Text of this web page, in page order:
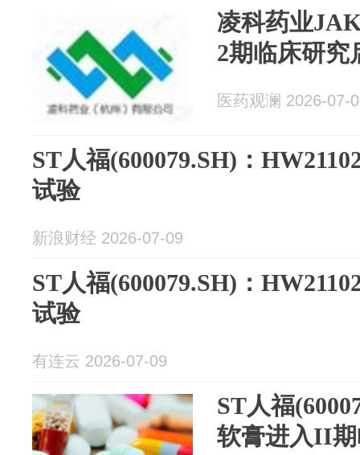
凌科药业
2期临床研究
医药观澜 2026-07-
ST人福(600079.SH)：
试验
新浪财经 2026-07-09
ST人福(600079.SH)：
试验
有连云 2026-07-09
ST人福
软膏进入II